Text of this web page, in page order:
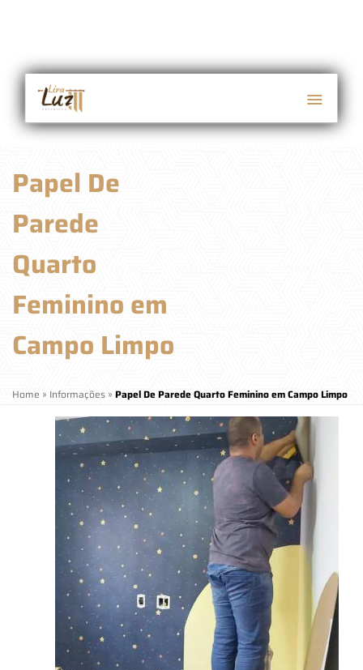
Papel De
Parede
Quarto
Feminino em
Campo Limpo
Home » Informações » Papel De Parede Quarto Feminino em Campo Limpo